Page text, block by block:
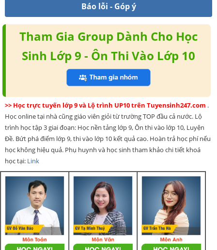
Báo lỗi - Góp ý
Tham Gia Group Dành Cho Học
Sinh Lớp 9 - Ôn Thi Vào Lớp 10
>> Học trực tuyến lớp 9 và Lộ trình UP10 trên Tuyensinh247.com .
Học online tại nhà cũng giáo viên giỏi từ trường TOP đầu cả nước. Lộ
trình học tập 3 giai đoạn: Học nền tảng lớp 9, Ôn thi vào lớp 10, Luyện
Đề. Bứt phá điểm lớp 9, thi vào lớp 10 kết quả cao. Hoàn trả học phí nếu
học không hiệu quả. Phụ huynh và học sinh tham khảo chi tiết khoá
học tại: Link